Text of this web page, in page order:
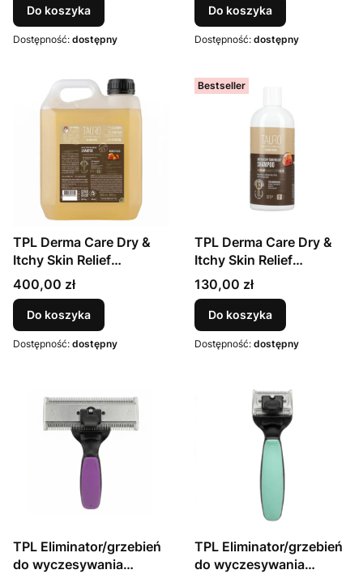
Do koszyka
Dostępność: dostępny
Do koszyka
Dostępność: dostępny
TPL Derma Care Dry &
Itchy Skin Relief
Shampoo 2000 ml
Cena
400,00 zł
Do koszyka
Dostępność: dostępny
Bestseller
TPL Derma Care Dry &
Itchy Skin Relief
Shampoo 400 ml
Cena
130,00 zł
Do koszyka
Dostępność: dostępny
TPL Eliminator/grzebień
do wyczesywania
TPL Eliminator/grzebień
do wyczesywania